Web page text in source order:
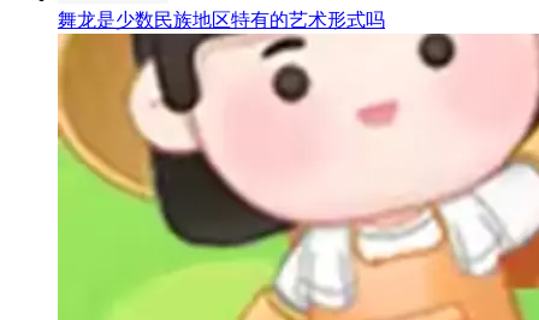
舞龙是少数民族地区特有的艺术形式吗